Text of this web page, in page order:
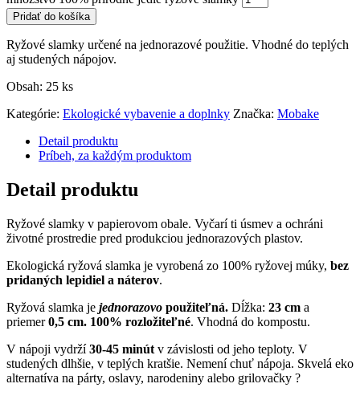
Pridať do košíka
Ryžové slamky určené na jednorazové použitie. Vhodné do teplých
aj studených nápojov.
Obsah: 25 ks
Kategórie: Ekologické vybavenie a doplnky Značka: Mobake
Detail produktu
Príbeh, za každým produktom
Detail produktu
Ryžové slamky v papierovom obale. Vyčarí ti úsmev a ochráni
životné prostredie pred produkciou jednorazových plastov.
Ekologická ryžová slamka je vyrobená zo 100% ryžovej múky, bez
pridaných lepidiel a náterov.
Ryžová slamka je jednorazovo použiteľná. Dĺžka: 23 cm a
priemer0,5 cm. 100% rozložiteľné. Vhodná do kompostu.
V nápoji vydrží30-45 minút v závislosti od jeho teploty. V
studených dlhšie, v teplých kratšie. Nemení chuť nápoja. Skvelá eko
alternatíva na párty, oslavy, narodeniny alebo grilovačky ?